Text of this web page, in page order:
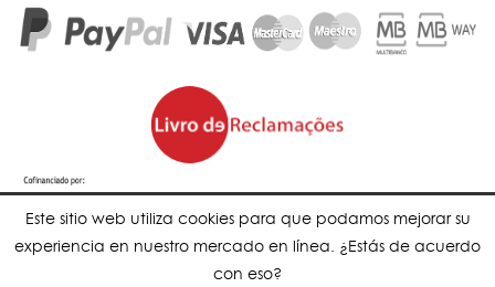
Este sitio web utiliza cookies para que podamos mejorar su
experiencia en nuestro mercado en línea. ¿Estás de acuerdo
con eso?